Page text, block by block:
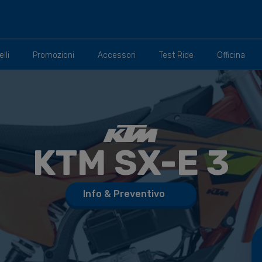
Promozioni Accessori Test Ride Officina
KTM SX-E 3
Info & Preventivo